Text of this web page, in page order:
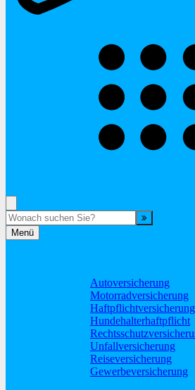
Suche
Menü
Autoversicherung
Motorradversicherung
Haftpflichtversicherung
Hundehalterhaftpflicht
Unfallversicherung
Reiseversicherung
Gewerbeversicherung